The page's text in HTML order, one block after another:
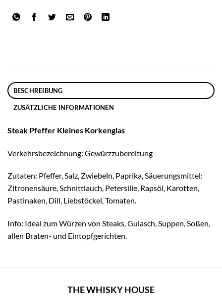
BESCHREIBUNG
ZUSÄTZLICHE INFORMATIONEN
Steak Pfeffer Kleines Korkenglas
Verkehrsbezeichnung: Gewürzzubereitung
Zutaten: Pfeffer, Salz, Zwiebeln, Paprika, Säuerungsmittel:
Zitronensäure, Schnittlauch, Petersilie, Rapsöl, Karotten,
Pastinaken, Dill, Liebstöckel, Tomaten.
Info: Ideal zum Würzen von Steaks, Gulasch, Suppen, Soßen,
allen Braten- und Eintopfgerichten.
THE WHISKY HOUSE